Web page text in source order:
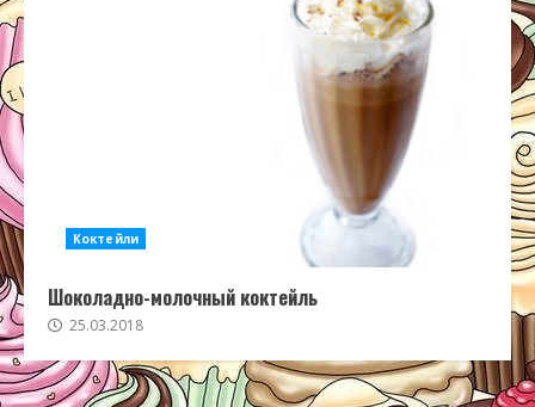
Коктейли
Шоколадно-молочный коктейль
25.03.2018